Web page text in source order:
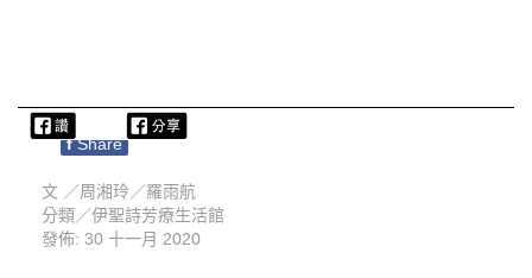
f Share
文 ／周湘玲／羅雨航
分類／伊聖詩芳療生活館
發佈: 30 十一月 2020